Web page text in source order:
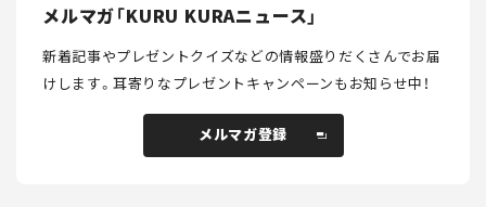
メルマガ「KURU KURAニュース」
新着記事やプレゼントクイズなどの情報盛りだくさんでお届
けします。耳寄りなプレゼントキャンペーンもお知らせ中！
メルマガ登録